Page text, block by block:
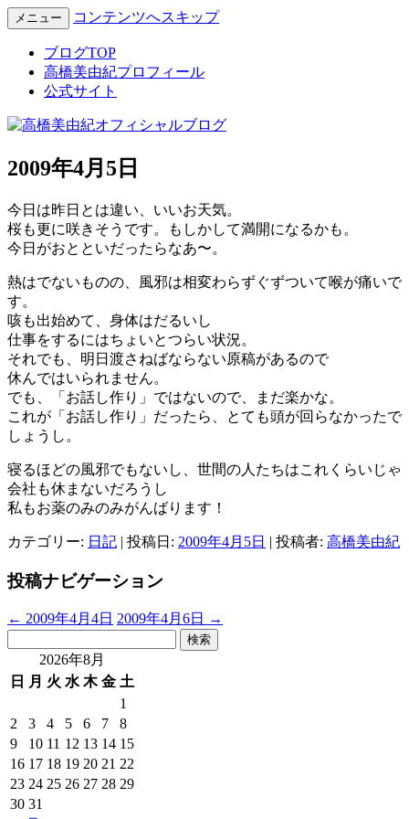
高橋美由紀オフィシャルブロ
グ
Miyuki Takahashi Official Blog
メニュー コンテンツへスキップ
ブログTOP
高橋美由紀プロフィール
公式サイト
2009年4月5日
今日は昨日とは違い、いいお天気。
桜も更に咲きそうです。もしかして満開になるかも。
今日がおとといだったらなあ〜。
熱はでないものの、風邪は相変わらずぐずついて喉が痛いで
す。
咳も出始めて、身体はだるいし
仕事をするにはちょいとつらい状況。
それでも、明日渡さねばならない原稿があるので
休んではいられません。
でも、「お話し作り」ではないので、まだ楽かな。
これが「お話し作り」だったら、とても頭が回らなかったで
しょうし。
寝るほどの風邪でもないし、世間の人たちはこれくらいじゃ
会社も休まないだろうし
私もお薬のみのみがんばります！
カテゴリー: 日記 | 投稿日: 2009年4月5日 | 投稿者: 高橋美由紀
投稿ナビゲーション
← 2009年4月4日 2009年4月6日
→
2026年8月
日
月 火 水 木 金 土
1
2
3 4 5 6 7
8
9
10 11 12 13 14 15
16 17 18 19 20 21 22
23 24 25 26 27 28 29
30 31